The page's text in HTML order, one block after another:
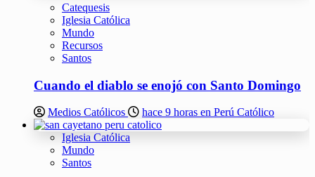
Catequesis
Iglesia Católica
Mundo
Recursos
Santos
Cuando el diablo se enojó con Santo Domingo
Medios Católicos hace 9 horas en Perú Católico
Iglesia Católica
Mundo
Santos